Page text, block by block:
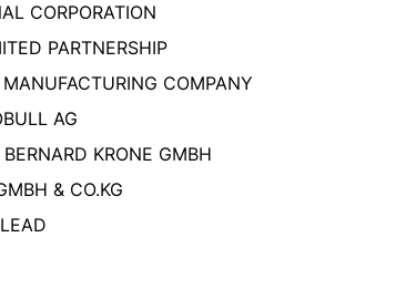
CORPORATION
PARTNERSHIP
COMPANY
AG
KRONE GMBH
& CO.KG